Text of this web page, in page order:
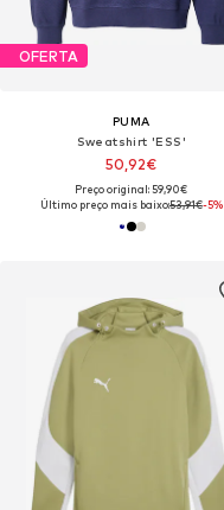
OFERTA
PUMA
Sweatshirt 'ESS'
50,92€
Preço original: 59,90€
Último preço mais baixo:53,91€-5%